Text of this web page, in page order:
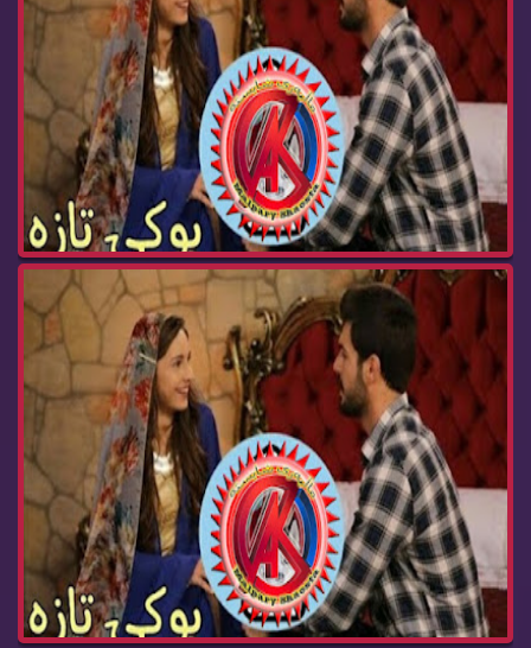
درامای بوکی تازە ئەڵقەی 241 buki taza
درامای بوکی تازە ئەڵقەی 240 buki taza